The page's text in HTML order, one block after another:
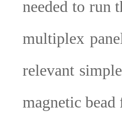
needed to run
multiplex
relevant
magnetic